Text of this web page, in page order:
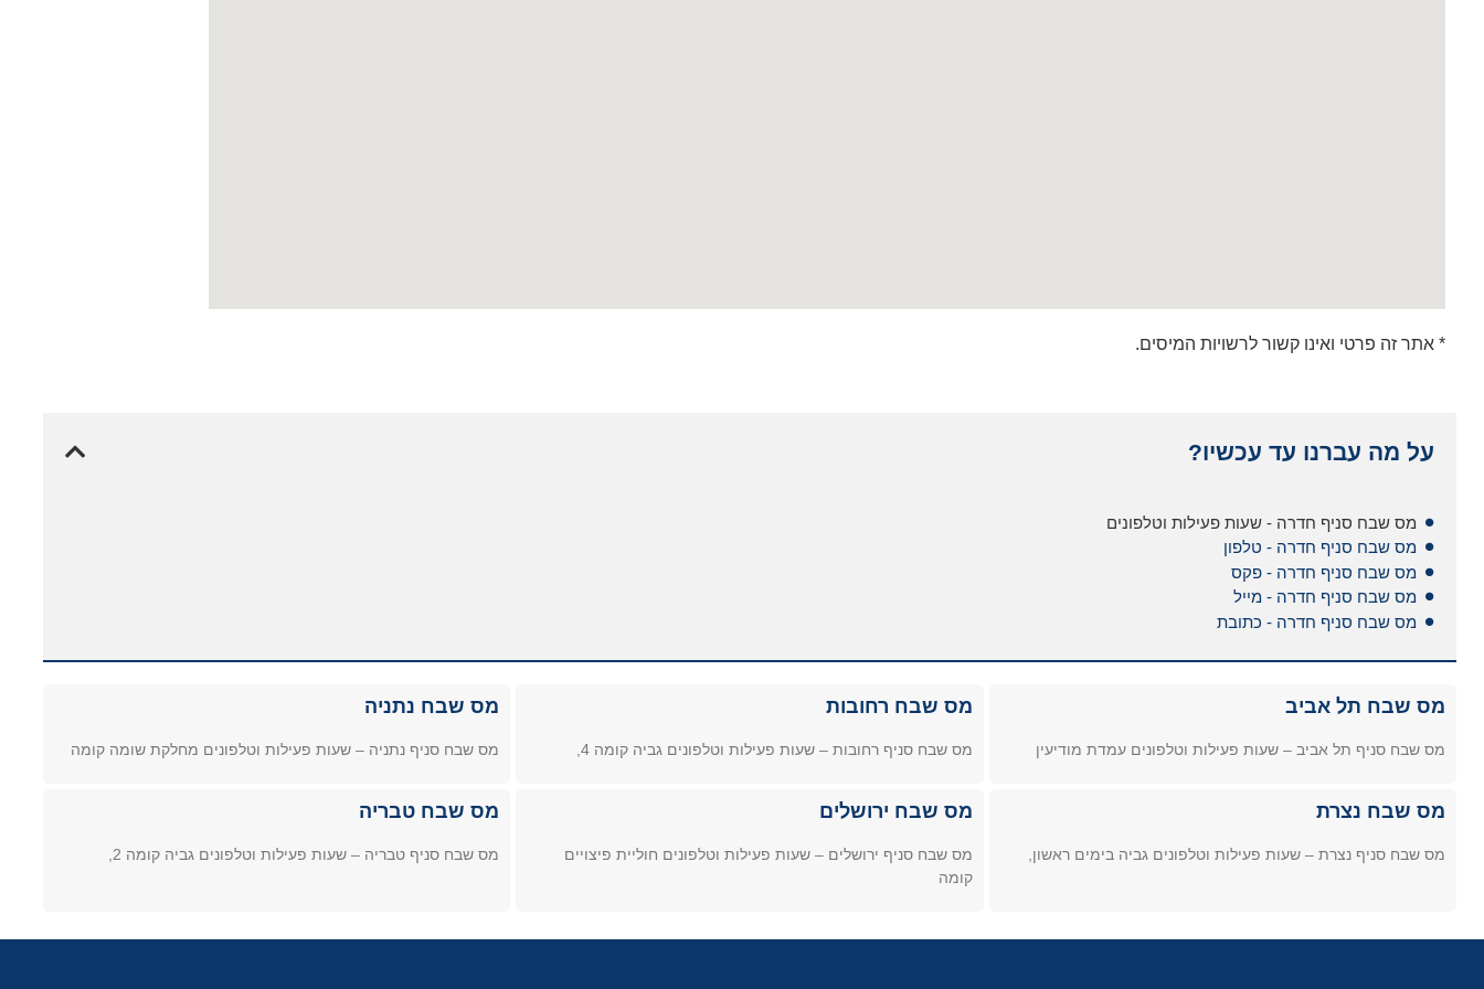
* אתר זה פרטי ואינו קשור לרשויות המיסים.
על מה עברנו עד עכשיו?
מס שבח סניף חדרה - שעות פעילות וטלפונים
מס שבח סניף חדרה - טלפון
מס שבח סניף חדרה - פקס
מס שבח סניף חדרה - מייל
מס שבח סניף חדרה - כתובת
מס שבח תל אביב
מס שבח סניף תל אביב – שעות פעילות וטלפונים עמדת מודיעין
מס שבח רחובות
מס שבח סניף רחובות – שעות פעילות וטלפונים גביה קומה 4,
מס שבח נתניה
מס שבח סניף נתניה – שעות פעילות וטלפונים מחלקת שומה קומה
מס שבח נצרת
מס שבח סניף נצרת – שעות פעילות וטלפונים גביה בימים ראשון,
מס שבח ירושלים
מס שבח סניף ירושלים – שעות פעילות וטלפונים חוליית פיצויים
קומה
מס שבח טבריה
מס שבח סניף טבריה – שעות פעילות וטלפונים גביה קומה 2,